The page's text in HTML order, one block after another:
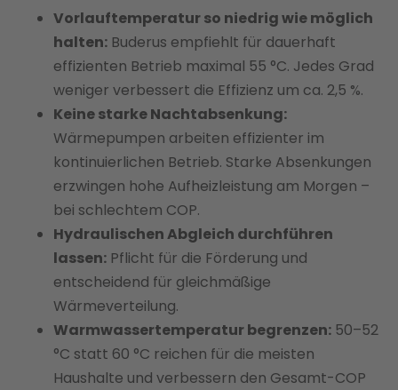
Vorlauftemperatur so niedrig wie möglich
halten: Buderus empfiehlt für dauerhaft
effizienten Betrieb maximal 55 °C. Jedes Grad
weniger verbessert die Effizienz um ca. 2,5 %.
Keine starke Nachtabsenkung:
Wärmepumpen arbeiten effizienter im
kontinuierlichen Betrieb. Starke Absenkungen
erzwingen hohe Aufheizleistung am Morgen –
bei schlechtem COP.
Hydraulischen Abgleich durchführen
lassen: Pflicht für die Förderung und
entscheidend für gleichmäßige
Wärmeverteilung.
Warmwassertemperatur begrenzen: 50–52
°C statt 60 °C reichen für die meisten
Haushalte und verbessern den Gesamt-COP